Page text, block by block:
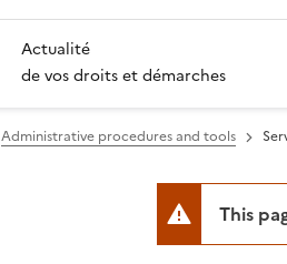
Actualité
de vos droits et démarches
Administrative procedures and tools
This